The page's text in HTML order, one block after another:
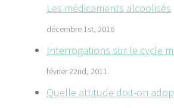
Les médicaments alcoolisés
décembre 1st, 2016
Interrogations sur le cycle
février 22nd, 2011
Quelle attitude doit-on